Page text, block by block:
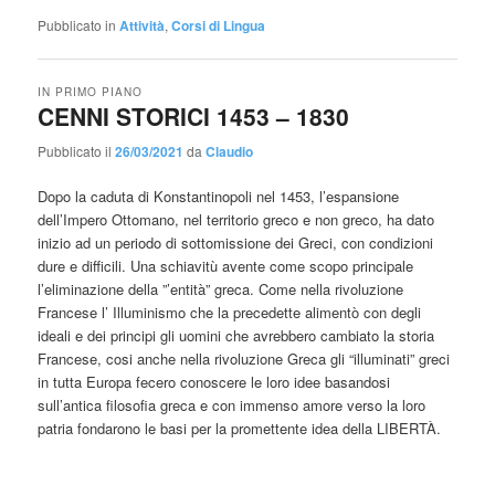
Pubblicato in Attività,Corsi di Lingua
CENNI STORICI 1453 – 1830
IN PRIMO PIANO
Pubblicato il26/03/2021 daClaudio
Dopo la caduta di Konstantinopoli nel 1453, l’espansione
dell’Impero Ottomano, nel territorio greco e non greco, ha dato
inizio ad un periodo di sottomissione dei Greci, con condizioni
dure e difficili. Una schiavitù avente come scopo principale
l’eliminazione della ”’entità” greca. Come nella rivoluzione
Francese l’ Illuminismo che la precedette alimentò con degli
ideali e dei principi gli uomini che avrebbero cambiato la storia
Francese, cosi anche nella rivoluzione Greca gli “illuminati” greci
in tutta Europa fecero conoscere le loro idee basandosi
sull’antica filosofia greca e con immenso amore verso la loro
patria fondarono le basi per la promettente idea della LIBERTÀ.